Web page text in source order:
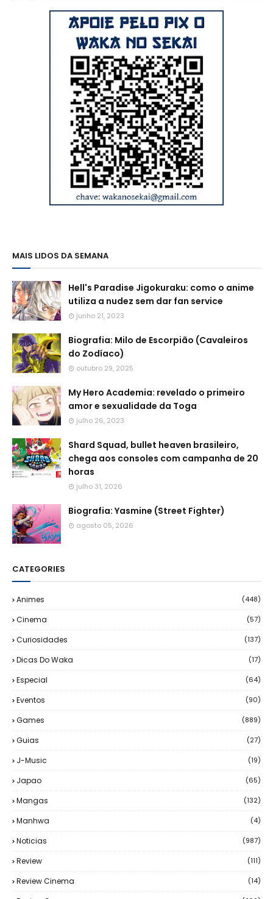
MAIS LIDOS DA SEMANA
Hell's Paradise Jigokuraku: como o anime
utiliza a nudez sem dar fan service
junho 21, 2023
Biografia: Milo de Escorpião (Cavaleiros
do Zodíaco)
outubro 29, 2025
My Hero Academia: revelado o primeiro
amor e sexualidade da Toga
julho 26, 2023
Shard Squad, bullet heaven brasileiro,
chega aos consoles com campanha de 20
horas
julho 31, 2026
Biografia: Yasmine (Street Fighter)
agosto 05, 2026
CATEGORIES
Animes (448)
Cinema (57)
Curiosidades (137)
Dicas Do Waka (17)
Especial (64)
Eventos (90)
Games (889)
Guias (27)
J-Music (19)
Japao (65)
Mangas (132)
Manhwa (4)
Noticias (987)
Review (111)
Review Cinema (14)